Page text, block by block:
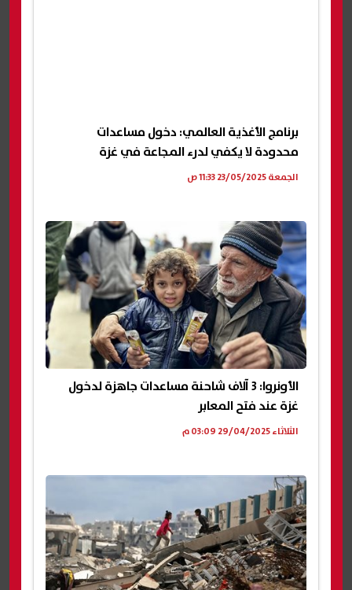
برنامج الأغذية العالمي: دخول مساعدات
محدودة لا يكفي لدرء المجاعة في غزة
الجمعة 23/05/2025 11:33 ص
الأونروا: 3 آلاف شاحنة مساعدات جاهزة لدخول
غزة عند فتح المعابر
الثلاثاء 29/04/2025 03:09 م